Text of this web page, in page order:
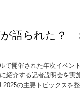
が語られた？
で開催された年次イベン
紹介する記者説明会を実
の主要トピックスを